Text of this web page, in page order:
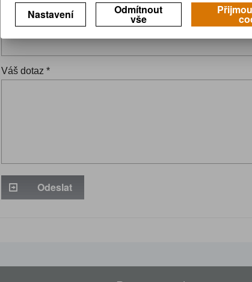
Váš email *
Váš dotaz *
Odeslat
Nastavení Odmítnout
vše